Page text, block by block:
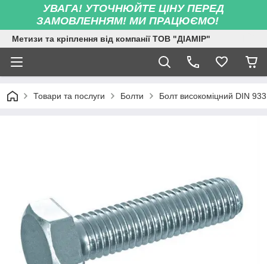
УВАГА! УТОЧНЮЙТЕ ЦІНУ ПЕРЕД
ЗАМОВЛЕННЯМ! МИ ПРАЦЮЄМО!
Метизи та кріплення від компанії ТОВ "ДІАМІР"
Товари та послуги Болти Болт високоміцний DIN